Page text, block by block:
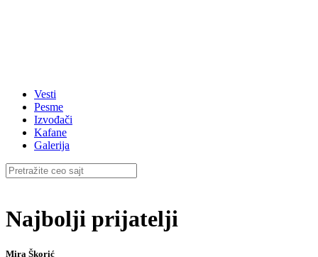
Vesti
Pesme
Izvođači
Kafane
Galerija
Najbolji prijatelji
Mira Škorić